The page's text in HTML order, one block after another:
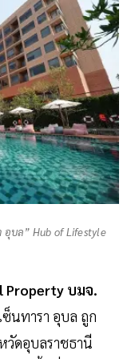
อุบล” Hub of Lifestyle
Property บมจ.
ซ็นทารา อุบล ถูก
วัดอุบลราชธานี